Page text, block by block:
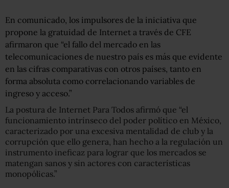
En comunicado, los impulsores de la iniciativa que
propone la gratuidad de Internet a través de CFE
afirmaron que “el fallo del mercado en las
telecomunicaciones de nuestro país es más que evidente
en las cifras comparativas con otros países, tanto en
forma absoluta como correlacionando variables de
ingreso y acceso.”
La postura de Internet Para Todos afirmó que “el
funcionamiento intrínseco del poder político en México,
caracterizado por una excesiva mentalidad de club y la
corrupción que ello genera, han hecho a la regulación un
instrumento ineficaz para lograr que los mercados se
matengan sanos y sin actores con características
monopólicas.”